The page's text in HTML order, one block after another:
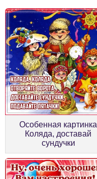
Особенная картинка
Коляда, доставай
сундучки